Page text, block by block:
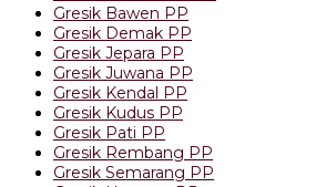
Gresik Bawen PP
Gresik Demak PP
Gresik Jepara PP
Gresik Juwana PP
Gresik Kendal PP
Gresik Kudus PP
Gresik Pati PP
Gresik Rembang PP
Gresik Semarang PP